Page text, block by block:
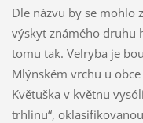
Dle názvu by se mohlo
výskyt známého druhu
tomu tak. Velryba je
Mlýnském vrchu u
Květuška v květnu
trhlinu“,